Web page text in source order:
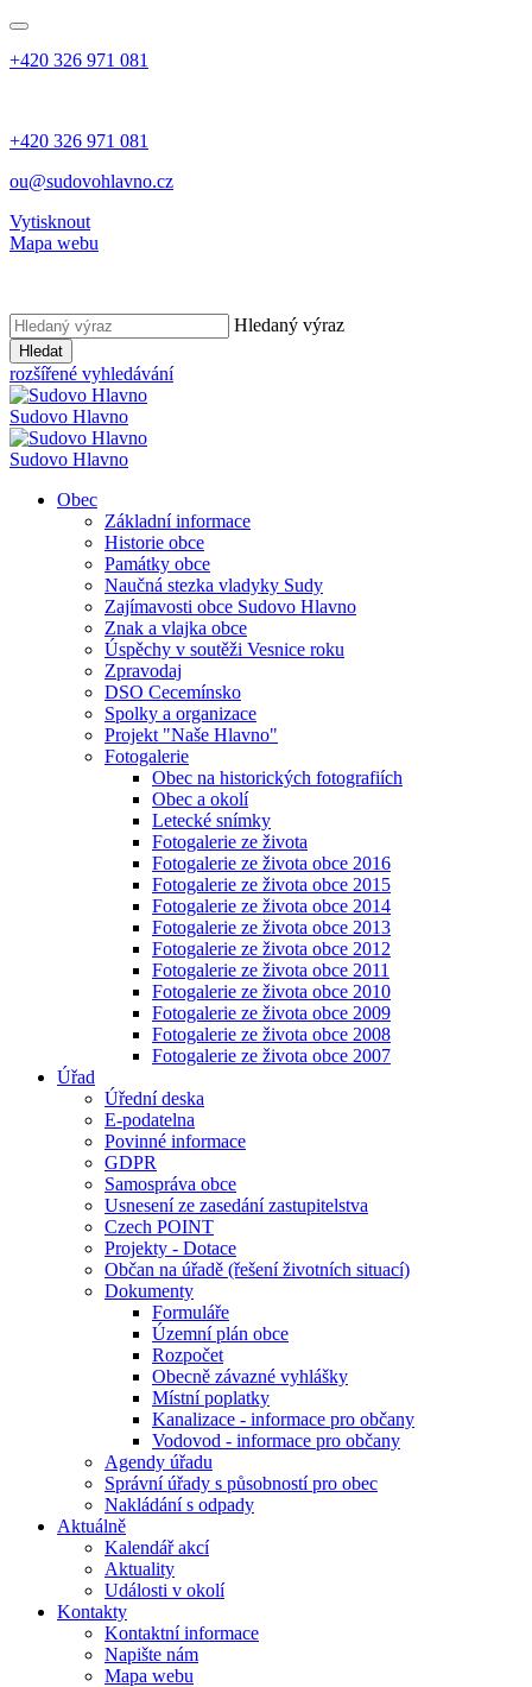
+420 326 971 081
+420 326 971 081
ou@sudovohlavno.cz
Vytisknout
Mapa webu
Hledaný výraz
Hledat
rozšířené vyhledávání
Sudovo Hlavno
Sudovo Hlavno
Obec
Základní informace
Historie obce
Památky obce
Naučná stezka vladyky Sudy
Zajímavosti obce Sudovo Hlavno
Znak a vlajka obce
Úspěchy v soutěži Vesnice roku
Zpravodaj
DSO Cecemínsko
Spolky a organizace
Projekt "Naše Hlavno"
Fotogalerie
Obec na historických fotografiích
Obec a okolí
Letecké snímky
Fotogalerie ze života
Fotogalerie ze života obce 2016
Fotogalerie ze života obce 2015
Fotogalerie ze života obce 2014
Fotogalerie ze života obce 2013
Fotogalerie ze života obce 2012
Fotogalerie ze života obce 2011
Fotogalerie ze života obce 2010
Fotogalerie ze života obce 2009
Fotogalerie ze života obce 2008
Fotogalerie ze života obce 2007
Úřad
Úřední deska
E-podatelna
Povinné informace
GDPR
Samospráva obce
Usnesení ze zasedání zastupitelstva
Czech POINT
Projekty - Dotace
Občan na úřadě (řešení životních situací)
Dokumenty
Formuláře
Územní plán obce
Rozpočet
Obecně závazné vyhlášky
Místní poplatky
Kanalizace - informace pro občany
Vodovod - informace pro občany
Agendy úřadu
Správní úřady s působností pro obec
Nakládání s odpady
Aktuálně
Kalendář akcí
Aktuality
Události v okolí
Kontakty
Kontaktní informace
Napište nám
Mapa webu